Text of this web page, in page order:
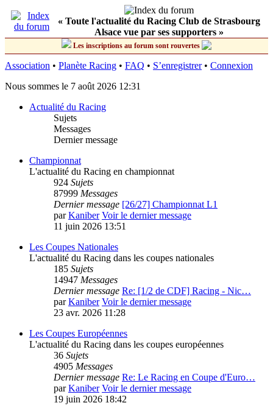
« Toute l'actualité du Racing Club de Strasbourg
Alsace vue par ses supporters »
Les inscriptions au forum sont rouvertes
Association • Planète Racing • FAQ • S’enregistrer• Connexion
Nous sommes le 7 août 2026 12:31
Actualité du Racing
Sujets
Messages
Dernier message
Championnat
L'actualité du Racing en championnat
924 Sujets
87999 Messages
Dernier message [26/27] Championnat L1
parKaniber Voir le dernier message
11 juin 2026 13:51
Les Coupes Nationales
L'actualité du Racing dans les coupes nationales
185 Sujets
14947 Messages
Dernier message Re: [1/2 de CDF] Racing - Nic…
parKaniber Voir le dernier message
23 avr. 2026 11:28
Les Coupes Européennes
L'actualité du Racing dans les coupes européennes
36 Sujets
4905 Messages
Dernier message Re: Le Racing en Coupe d'Euro…
parKaniber Voir le dernier message
19 juin 2026 18:42